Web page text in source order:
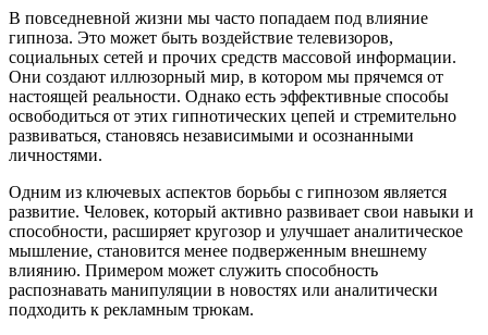
В повседневной жизни мы часто попадаем под влияние
гипноза. Это может быть воздействие телевизоров,
социальных сетей и прочих средств массовой информации.
Они создают иллюзорный мир, в котором мы прячемся от
настоящей реальности. Однако есть эффективные способы
освободиться от этих гипнотических цепей и стремительно
развиваться, становясь независимыми и осознанными
личностями.
Одним из ключевых аспектов борьбы с гипнозом является
развитие. Человек, который активно развивает свои навыки и
способности, расширяет кругозор и улучшает аналитическое
мышление, становится менее подверженным внешнему
влиянию. Примером может служить способность
распознавать манипуляции в новостях или аналитически
подходить к рекламным трюкам.